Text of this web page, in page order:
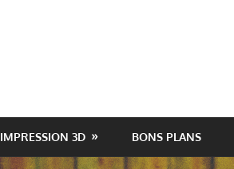
IMPRESSION 3D BONS PLANS